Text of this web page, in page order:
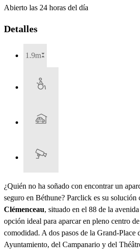
Abierto las 24 horas del día
Detalles
1.9m
¿Quién no ha soñado con encontrar un
seguro en Béthune? Parclick es su solución
Clémenceau, situado en el 88 de la avenida
opción ideal para aparcar en pleno centro
comodidad. A dos pasos de la Grand-Place
Ayuntamiento, del Campanario y del